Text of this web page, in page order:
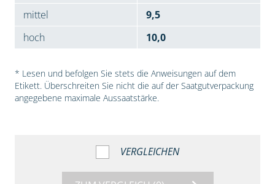
mittel
9,5
hoch
10,0
* Lesen und befolgen Sie stets die Anweisungen auf dem
Etikett. Überschreiten Sie nicht die auf der Saatgutverpackung
angegebene maximale Aussaatstärke.
VERGLEICHEN